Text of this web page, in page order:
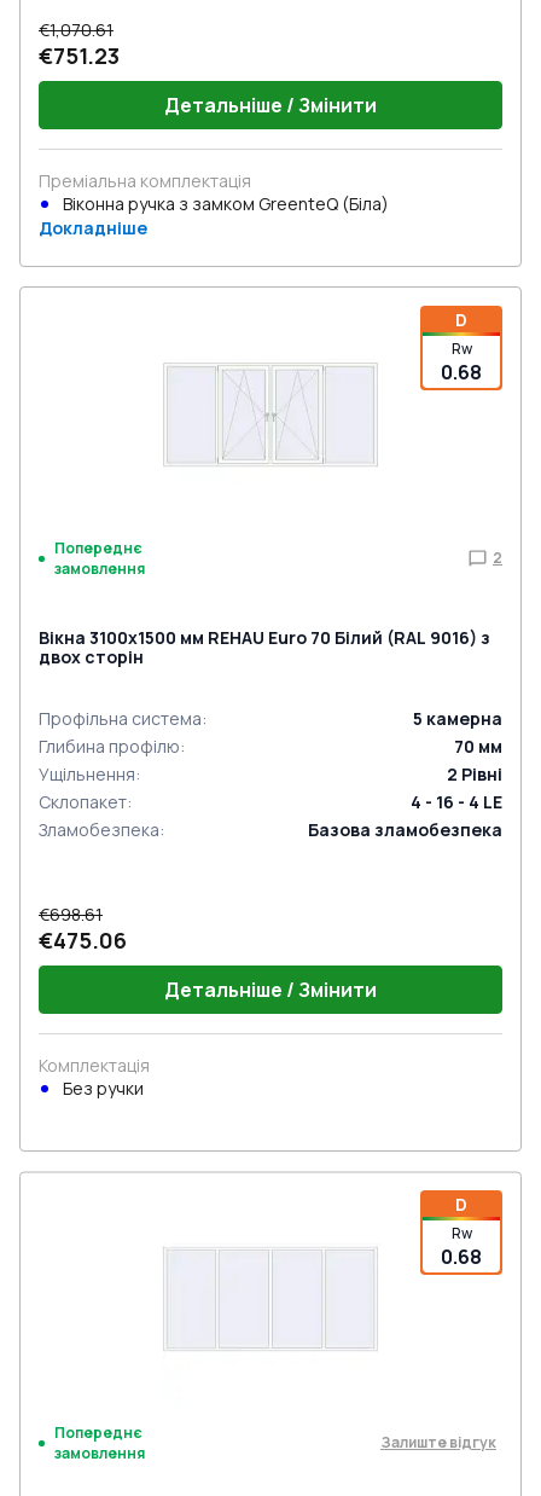
€1,070.61
€751.23
Детальніше / Змінити
Преміальна комплектація
Віконна ручка з замком GreenteQ (Біла)
Докладніше
D
Rw
0.68
Попереднє
замовлення
2
Вікна 3100x1500 мм REHAU Euro 70 Білий (RAL 9016) з
двох сторін
Профільна система: 5 камерна
Глибина профілю: 70 мм
Ущільнення: 2 Рівні
Склопакет:
4 - 16 - 4 LE
Зламобезпека: Базова зламобезпека
€698.61
€475.06
Детальніше / Змінити
Комплектація
Без ручки
D
Rw
0.68
Попереднє
замовлення
Залиште відгук